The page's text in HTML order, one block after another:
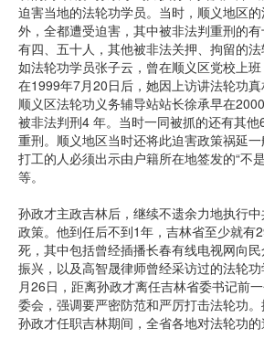
迫害当地的法轮功学员。当时，顺义地区
外，全都遭受迫害，其中被非法判重刑的
有四、五十人，其他被非法关押、拘留的法
如法轮功学员张子云，曾在顺义区党校上
在1999年7月20日后，她因上访讲法轮功
顺义区法轮功义务辅导站站长徐承早在
被非法判刑4 年。当时一同被抓的还有其
重刑。顺义地区当时还将此迫害政策祸延
打工的人必须出示由户籍所在地签发的“不
等。
孙政才主政吉林后，继续不遗余力地执行
政策。他到任后不到1年，吉林省至少就有
死，其中包括曾经插播长春有线电视网向
振兴，以及高智晟律师曾经采访过的法轮
月26日，距离孙政才离任吉林省委书记前
委会，强调要严密防范和严厉打击法轮功
孙政才任职吉林期间，全省各地对法轮功的